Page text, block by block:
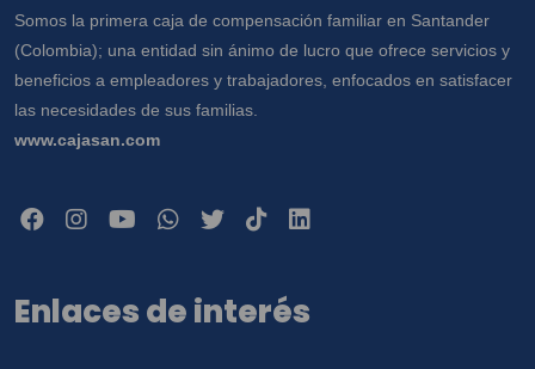
Somos la primera caja de compensación familiar en Santander
(Colombia); una entidad sin ánimo de lucro que ofrece servicios y
beneficios a empleadores y trabajadores, enfocados en satisfacer
las necesidades de sus familias.
www.cajasan.com
Enlaces de interés